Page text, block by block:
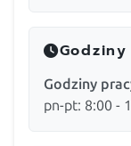
Godziny
pn-pt: 8:00 -